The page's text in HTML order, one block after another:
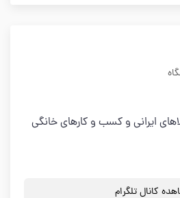
ایرانی و کسب و کارهای خانگی
کانال تلگرام